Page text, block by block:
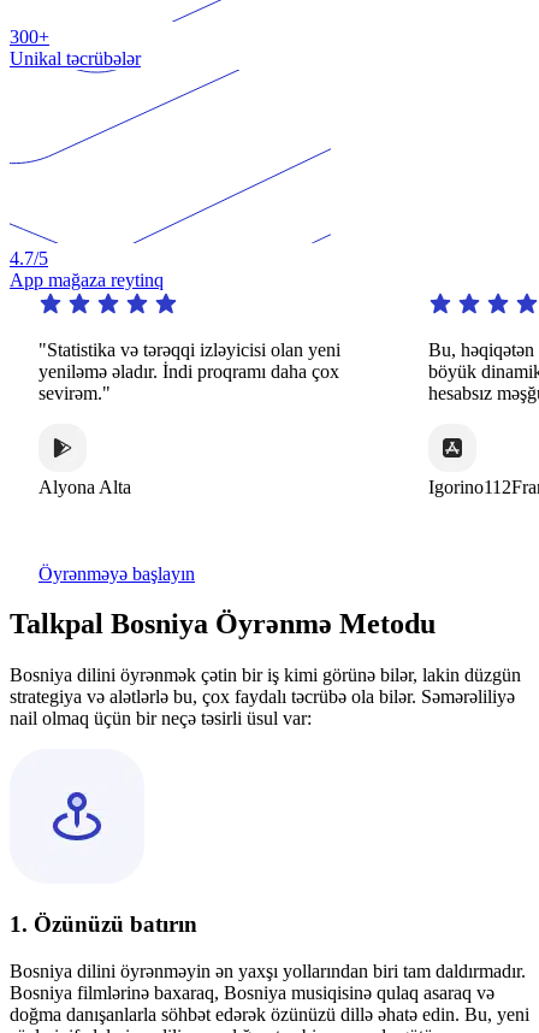
300+
Unikal təcrübələr
4.7/5
App mağaza reytinq
"Statistika və tərəqqi izləyicisi olan yeni
yeniləmə əladır. İndi proqramı daha çox
sevirəm."
Alyona Alta
Bu, həqiqətən də
böyük dinamik və
hesabsız
Igorino112France
Öyrənməyə başlayın
Talkpal Bosniya Öyrənmə Metodu
Bosniya dilini öyrənmək çətin bir iş kimi görünə bilər, lakin düzgün
strategiya və alətlərlə bu, çox faydalı təcrübə ola bilər. Səmərəliliyə
nail olmaq üçün bir neçə təsirli üsul var:
1. Özünüzü batırın
Bosniya dilini öyrənməyin ən yaxşı yollarından biri tam daldırmadır.
Bosniya filmlərinə baxaraq, Bosniya musiqisinə qulaq asaraq və
doğma danışanlarla söhbət edərək özünüzü dillə əhatə edin. Bu, yeni